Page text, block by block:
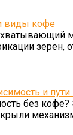
виды кофе
зерен,
и
без